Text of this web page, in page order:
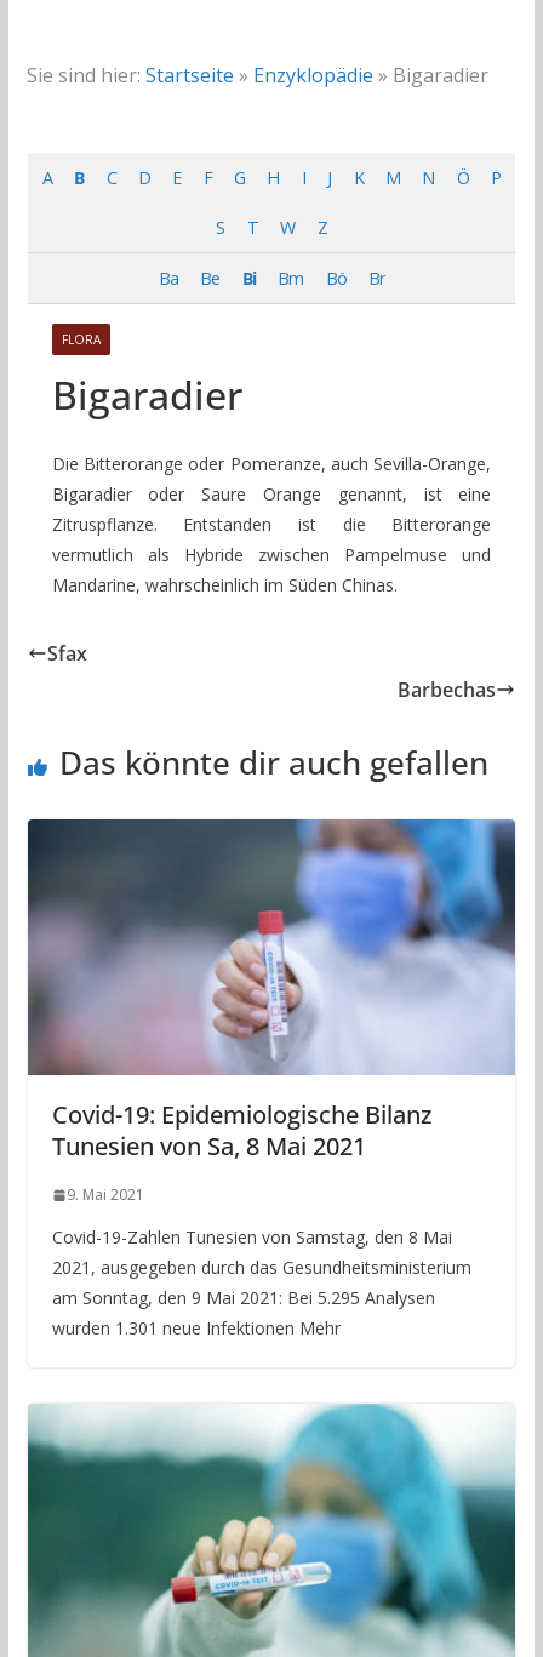
Sie sind hier: Startseite » Enzyklopädie » Bigaradier
A B C D E F G H I J K M N Ö P
S T W Z
Ba Be Bi Bm Bö Br
FLORA
Bigaradier
Die Bitterorange oder Pomeranze, auch Sevilla-Orange,
Bigaradier oder Saure Orange genannt, ist eine
Zitruspflanze. Entstanden ist die Bitterorange
vermutlich als Hybride zwischen Pampelmuse und
Mandarine, wahrscheinlich im Süden Chinas.
Sfax
Barbechas
Das könnte dir auch gefallen
Covid-19: Epidemiologische Bilanz
Tunesien von Sa, 8 Mai 2021
9. Mai 2021
Covid-19-Zahlen Tunesien von Samstag, den 8 Mai
2021, ausgegeben durch das Gesundheitsministerium
am Sonntag, den 9 Mai 2021: Bei 5.295 Analysen
wurden 1.301 neue Infektionen Mehr